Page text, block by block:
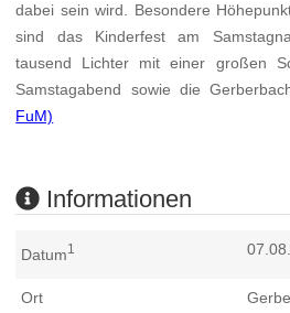
dabei sein wird. Besondere
sind das Kinderfest am
tausend Lichter mit einer großen
Samstagabend sowie die
FuM)
Informationen
Datum1
Ort